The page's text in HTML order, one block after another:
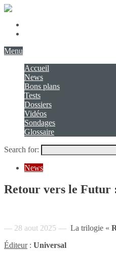
Menu
Accueil
News
Bons plans
Tests
Dossiers
Vidéos
Sondages
Glossaire
Search for:
News
Retour vers le Futur
— 28 aout 2025 — La trilogie «
Éditeur: Universal